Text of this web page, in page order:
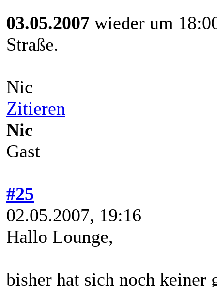
03.05.2007 wieder um
Straße.
Nic
Zitieren
Nic
Gast
#25
02.05.2007, 19:16
Hallo Lounge,
bisher hat sich noch keiner